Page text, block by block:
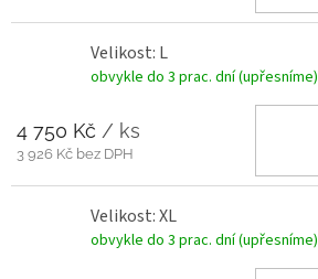
Velikost: L
obvykle do 3 prac. dní (upřesníme)
4 750 Kč / ks
3 926 Kč bez DPH
Velikost: XL
obvykle do 3 prac. dní (upřesníme)